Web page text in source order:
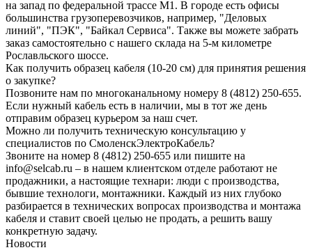
на запад по федеральной трассе М1. В городе есть офисы
большинства грузоперевозчиков, например, "Деловых
линий", "ПЭК", "Байкал Сервиса". Также вы можете забрать
заказ самостоятельно с нашего склада на 5-м километре
Рославльского шоссе.
Как получить образец кабеля (10-20 см) для принятия решения
о закупке?
Позвоните нам по многоканальному номеру 8 (4812) 250-655.
Если нужный кабель есть в наличии, мы в тот же день
отправим образец курьером за наш счет.
Можно ли получить техническую консультацию у
специалистов по СмоленскЭлектроКабель?
Звоните на номер 8 (4812) 250-655 или пишите на
info@selcab.ru – в нашем клиентском отделе работают не
продажники, а настоящие технари: люди с производства,
бывшие технологи, монтажники. Каждый из них глубоко
разбирается в технических вопросах производства и монтажа
кабеля и ставит своей целью не продать, а решить вашу
конкретную задачу.
Новости